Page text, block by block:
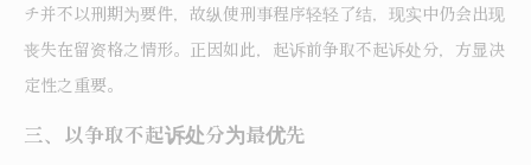
チ并不以刑期为要件，故纵使刑事程序轻轻了结，现实中仍会出现
丧失在留资格之情形。正因如此，起诉前争取不起诉处分，方显决
定性之重要。
三、以争取不起诉处分为最优先